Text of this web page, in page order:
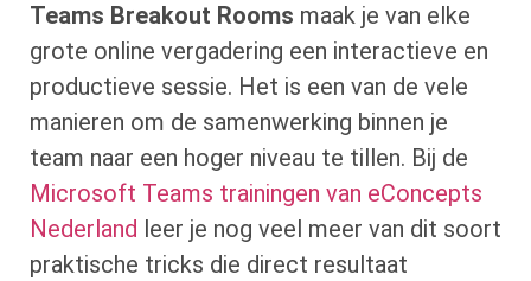
Teams Breakout Rooms maak je van elke
grote online vergadering een interactieve en
productieve sessie. Het is een van de vele
manieren om de samenwerking binnen je
team naar een hoger niveau te tillen. Bij de
Microsoft Teams trainingen van eConcepts
Nederland leer je nog veel meer van dit soort
praktische tricks die direct resultaat